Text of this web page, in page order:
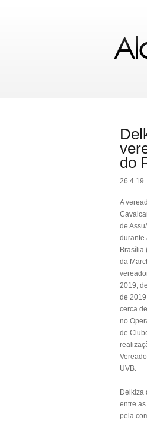
do
26.4.19
A
de
durante
Brasília
da
2019,
de
cerca
no
de
UVB.
Delkiza
entre
pela